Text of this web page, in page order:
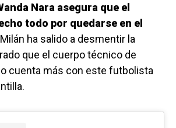
Nara asegura que el
todo por quedarse en el
ha salido a desmentir la
que el cuerpo técnico de
cuenta más con este futbolista